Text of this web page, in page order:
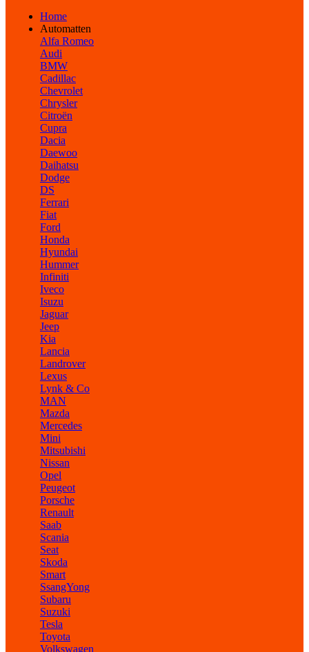
Home
Automatten
Alfa Romeo
Audi
BMW
Cadillac
Chevrolet
Chrysler
Citroën
Cupra
Dacia
Daewoo
Daihatsu
Dodge
DS
Ferrari
Fiat
Ford
Honda
Hyundai
Hummer
Infiniti
Iveco
Isuzu
Jaguar
Jeep
Kia
Lancia
Landrover
Lexus
Lynk & Co
MAN
Mazda
Mercedes
Mini
Mitsubishi
Nissan
Opel
Peugeot
Porsche
Renault
Saab
Scania
Seat
Skoda
Smart
SsangYong
Subaru
Suzuki
Tesla
Toyota
Volkswagen